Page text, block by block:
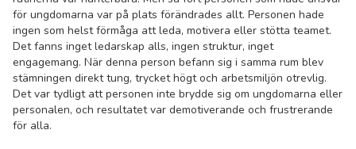
för ungdomarna var på plats förändrades allt. Personen hade
ingen som helst förmåga att leda, motivera eller stötta teamet.
Det fanns inget ledarskap alls, ingen struktur, inget
engagemang. När denna person befann sig i samma rum blev
stämningen direkt tung, trycket högt och arbetsmiljön otrevlig.
Det var tydligt att personen inte brydde sig om ungdomarna eller
personalen, och resultatet var demotiverande och frustrerande
för alla.